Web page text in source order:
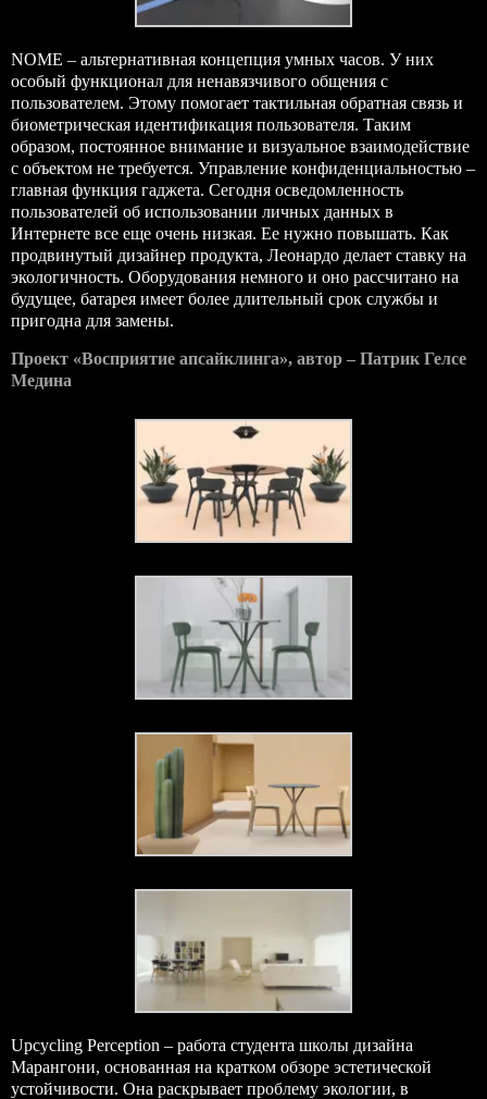
NOME – альтернативная концепция умных часов. У них
особый функционал для ненавязчивого общения с
пользователем. Этому помогает тактильная обратная связь и
биометрическая идентификация пользователя. Таким
образом, постоянное внимание и визуальное взаимодействие
с объектом не требуется. Управление конфиденциальностью –
главная функция гаджета. Сегодня осведомленность
пользователей об использовании личных данных в
Интернете все еще очень низкая. Ее нужно повышать. Как
продвинутый дизайнер продукта, Леонардо делает ставку на
экологичность. Оборудования немного и оно рассчитано на
будущее, батарея имеет более длительный срок службы и
пригодна для замены.
Проект «Восприятие апсайклинга», автор – Патрик Гелсе
Медина
Upcycling Perception – работа студента школы дизайна
Марангони, основанная на кратком обзоре эстетической
устойчивости. Она раскрывает проблему экологии, в